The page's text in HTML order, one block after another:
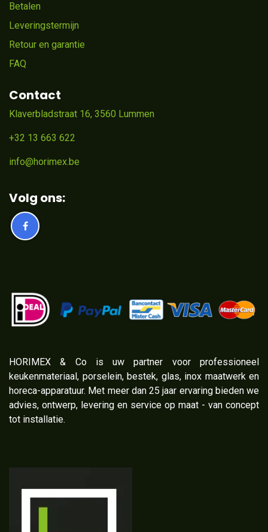
Betalen
Leveringstermijn
Retour en garantie
FAQ
Contact
Klaverbladstraat 16, 3560 Lummen
+32 13 663 622
info@horimex.be
Volg ons:
​HORIMEX & Co is uw partner voor professioneel
keukenmateriaal, porselein, bestek, glas, inox maatwerk en
horeca-apparatuur. Met meer dan 25 jaar ervaring bieden we
advies, ontwerp, levering en service op maat - van concept
tot installatie.